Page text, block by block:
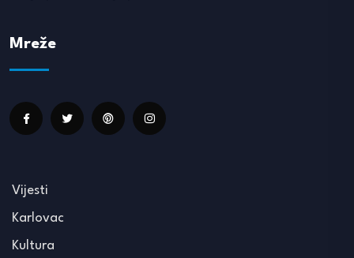
Mreže
Vijesti
Karlovac
Kultura